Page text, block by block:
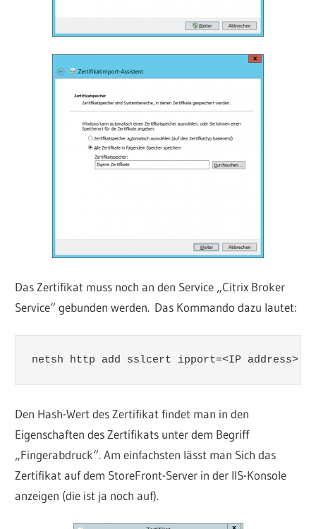
Das Zertifikat muss noch an den Service „Citrix Broker
Service“ gebunden werden. Das Kommando dazu lautet:
netsh http add sslcert ipport=<IP
Den Hash-Wert des Zertifikat findet man in den
Eigenschaften des Zertifikats unter dem Begriff
„Fingerabdruck“. Am einfachsten lässt man Sich das
Zertifikat auf dem StoreFront-Server in der IIS-Konsole
anzeigen (die ist ja noch auf).